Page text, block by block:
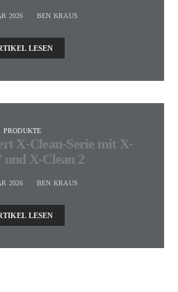
2026 BEN KRAUS
LESEN
PRODUKTE
X-Clean-Serie mit X-
und X-Clean 2
2026 BEN KRAUS
LESEN